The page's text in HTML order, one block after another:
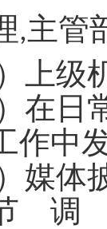
,主管
上
在
作中
媒体
调